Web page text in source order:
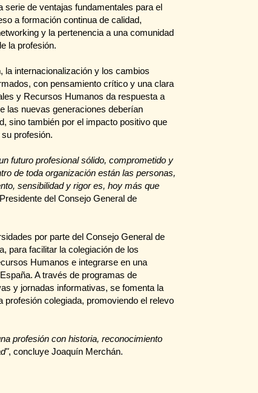
de ventajas fundamentales para el
a formación continua de calidad,
y la pertenencia a una comunidad
la profesión.
la internacionalización y los cambios
con pensamiento crítico y una clara
y Recursos Humanos da respuesta a
las nuevas generaciones deberían
sino también por el impacto positivo que
profesión.
futuro profesional sólido, comprometido y
de toda organización están las personas,
sensibilidad y rigor es, hoy más que
del Consejo General de
por parte del Consejo General de
para facilitar la colegiación de los
Humanos e integrarse en una
A través de programas de
y jornadas informativas, se fomenta la
colegiada, promoviendo el relevo
profesión con historia, reconocimiento
, concluye Joaquín Merchán.